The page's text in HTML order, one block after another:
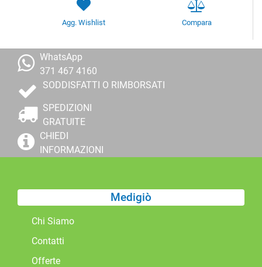
Agg. Wishlist Compara
WhatsApp
371 467 4160
SODDISFATTI O RIMBORSATI
SPEDIZIONI
GRATUITE
CHIEDI
INFORMAZIONI
Medigiò
Chi Siamo
Contatti
Offerte